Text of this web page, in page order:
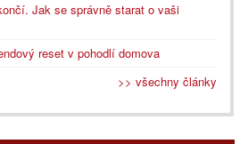
Jak se správně starat o vaši
reset v pohodlí domova
>> všechny články